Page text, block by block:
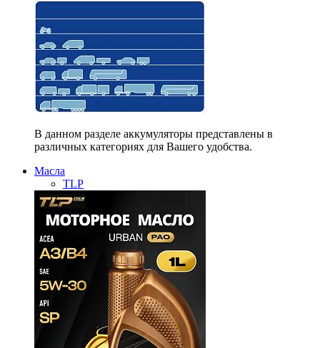
В данном разделе аккумуляторы представлены в
различных категориях для Вашего удобства.
Масла
TLP